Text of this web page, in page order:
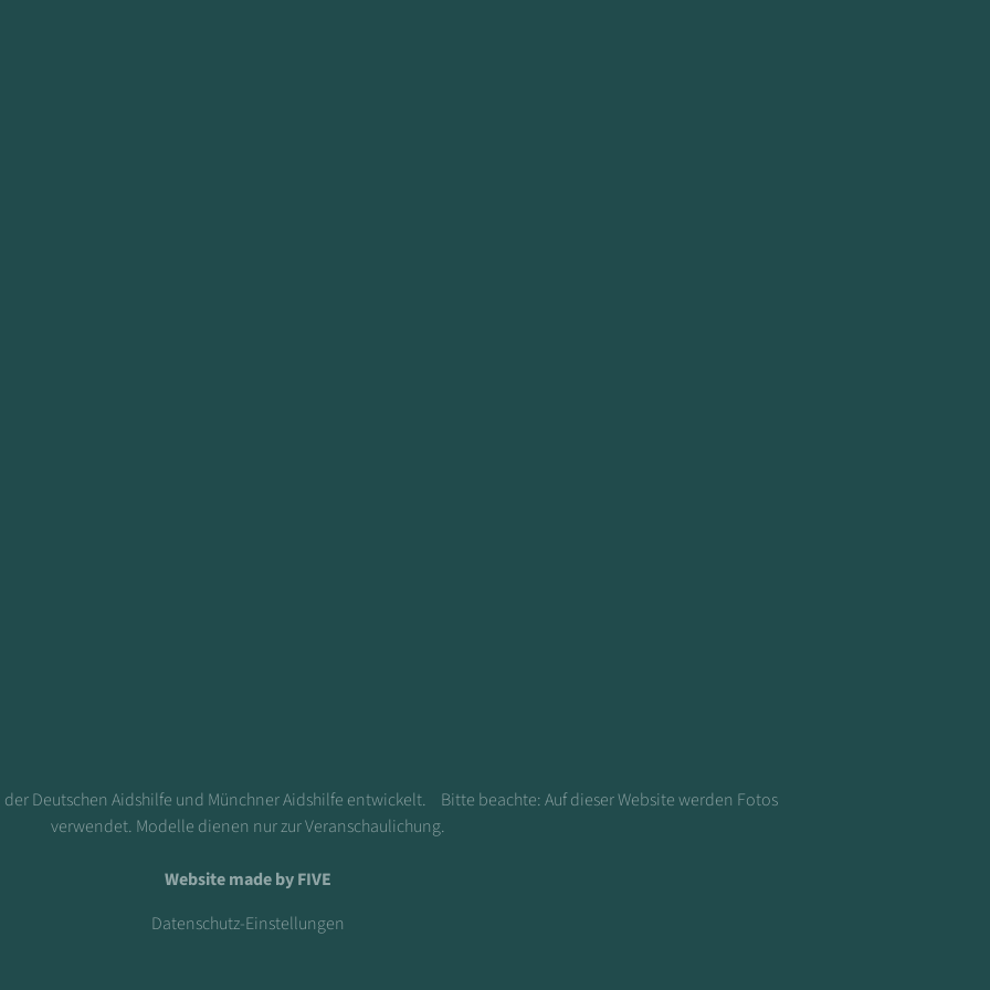
Deutschen Aidshilfe und Münchner Aidshilfe entwickelt. Bitte beachte: Auf dieser Website werden Fotos
verwendet. Modelle dienen nur zur Veranschaulichung.
Website made by FIVE
Datenschutz-Einstellungen